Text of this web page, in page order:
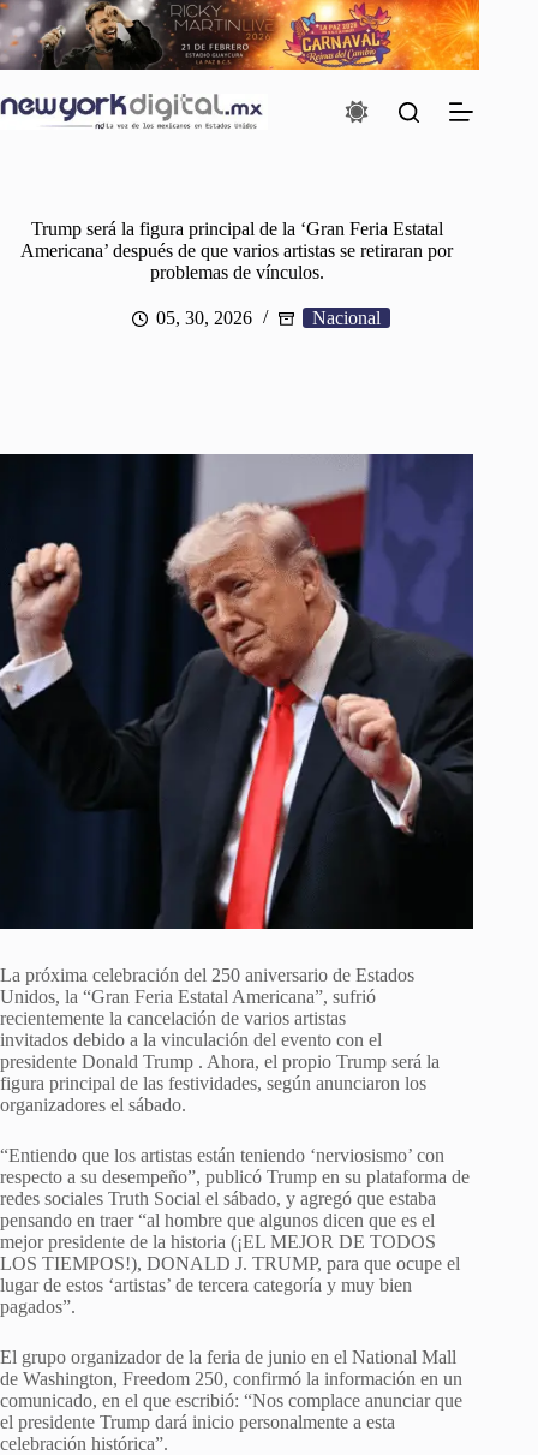
Saltar
al
contenido
Trump será la figura principal de la ‘Gran Feria Estatal
Americana’ después de que varios artistas se retiraran por
problemas de vínculos.
05, 30, 2026 Nacional
La próxima celebración del 250 aniversario de Estados
Unidos, la “Gran Feria Estatal Americana”, sufrió
recientemente la cancelación de varios artistas
invitados debido a la vinculación del evento con el
presidente Donald Trump . Ahora, el propio Trump será la
figura principal de las festividades, según anunciaron los
organizadores el sábado.
“Entiendo que los artistas están teniendo ‘nerviosismo’ con
respecto a su desempeño”, publicó Trump en su plataforma de
redes sociales Truth Social el sábado, y agregó que estaba
pensando en traer “al hombre que algunos dicen que es el
mejor presidente de la historia (¡EL MEJOR DE TODOS
LOS TIEMPOS!), DONALD J. TRUMP, para que ocupe el
lugar de estos ‘artistas’ de tercera categoría y muy bien
pagados”.
El grupo organizador de la feria de junio en el National Mall
de Washington, Freedom 250, confirmó la información en un
comunicado, en el que escribió: “Nos complace anunciar que
el presidente Trump dará inicio personalmente a esta
celebración histórica”.